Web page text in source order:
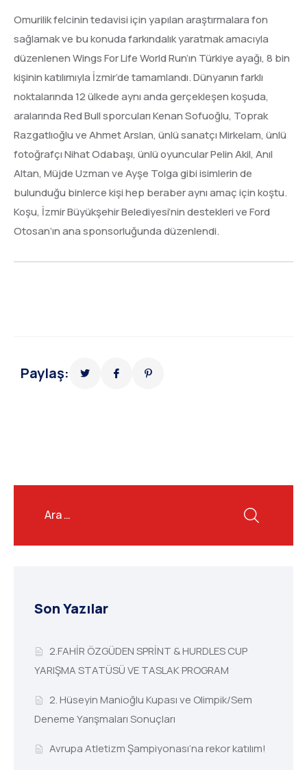
Omurilik felcinin tedavisi için yapılan araştırmalara fon
sağlamak ve bu konuda farkındalık yaratmak amacıyla
düzenlenen Wings For Life World Run’ın Türkiye ayağı, 8 bin
kişinin katılımıyla İzmir’de tamamlandı. Dünyanın farklı
noktalarında 12 ülkede aynı anda gerçekleşen koşuda,
aralarında Red Bull sporcuları Kenan Sofuoğlu, Toprak
Razgatlıoğlu ve Ahmet Arslan, ünlü sanatçı Mirkelam, ünlü
fotoğrafçı Nihat Odabaşı, ünlü oyuncular Pelin Akil, Anıl
Altan, Müjde Uzman ve Ayşe Tolga gibi isimlerin de
bulunduğu binlerce kişi hep beraber aynı amaç için koştu.
Koşu, İzmir Büyükşehir Belediyesi’nin destekleri ve Ford
Otosan‘ın ana sponsorluğunda düzenlendi.
Paylaş:
Son Yazılar
2.FAHİR ÖZGÜDEN SPRİNT & HURDLES CUP
YARIŞMA STATÜSÜ VE TASLAK PROGRAM
2. Hüseyin Manioğlu Kupası ve Olimpik/Sem
Deneme Yarışmaları Sonuçları
Avrupa Atletizm Şampiyonası’na rekor katılım!